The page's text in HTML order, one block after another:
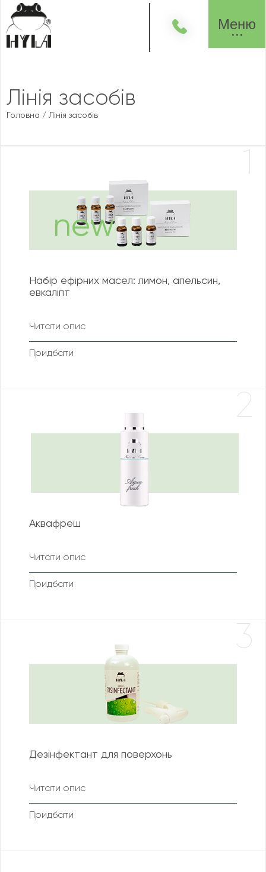
Меню
Лінія засобів
Головна / Лінія засобів
1
Набір ефірних масел: лимон, апельсин,
евкаліпт
Читати опис
Придбати
2
Аквафреш
Читати опис
Придбати
3
Дезінфектант для поверхонь
Читати опис
Придбати